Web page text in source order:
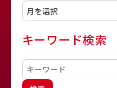
キーワード検索